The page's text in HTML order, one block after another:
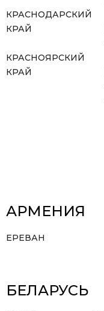
КРАСНОДАРСКИЙ
КРАЙ
КРАСНОЯРСКИЙ
КРАЙ
АРМЕНИЯ
ЕРЕВАН
БЕЛАРУСЬ